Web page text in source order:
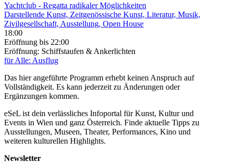
Yachtclub - Regatta radikaler Möglichkeiten
Darstellende Kunst, Zeitgenössische Kunst, Literatur, Musik,
Zivilgesellschaft, Ausstellung, Open House
18:00
Eröffnung bis 22:00
Eröffnung: Schiffstaufen & Ankerlichten
für Alle: Ausflug
Das hier angeführte Programm erhebt keinen Anspruch auf
Vollständigkeit. Es kann jederzeit zu Änderungen oder
Ergänzungen kommen.
eSeL ist dein verlässliches Infoportal für Kunst, Kultur und
Events in Wien und ganz Österreich. Finde aktuelle Tipps zu
Ausstellungen, Museen, Theater, Performances, Kino und
weiteren kulturellen Highlights.
Newsletter